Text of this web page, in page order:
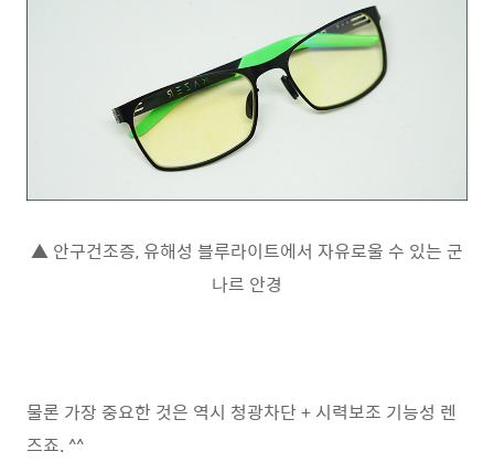
▲ 안구건조증, 유해성 블루라이트에서 자유로울 수 있는 군
나르 안경
물론 가장 중요한 것은 역시 청광차단 + 시력보조 기능성 렌
즈죠. ^^